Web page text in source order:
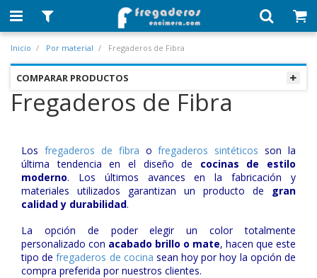
Inicio Por material Fregaderos de Fibra
COMPARAR PRODUCTOS
Fregaderos de Fibra
Los fregaderos de fibra ofregaderos sintéticos son la
última tendencia en el diseño de cocinas de estilo
moderno. Los últimos avances en la fabricación y
materiales utilizados garantizan un producto de gran
calidad y durabilidad.
La opción de poder elegir un color totalmente
personalizado con acabado brillo o mate, hacen que este
tipo defregaderos de cocina sean hoy por hoy la opción de
compra preferida por nuestros clientes.